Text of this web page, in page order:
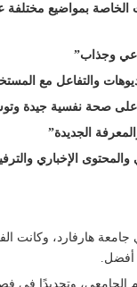
الخاصة بمواضيع
وجذاب”
والتفاعل مع
صحة نفسية جيدة
الجديدة”
الإخباري
وزملائه في جامعة
أفضل.